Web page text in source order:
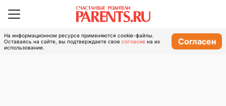
На информационном ресурсе применяются cookie-файлы.
Оставаясь на сайте, вы подтверждаете свое согласие на их
использование.
Согласен